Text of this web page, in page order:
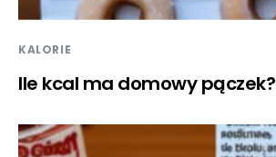
KALORIE
Ile kcal ma domowy pączek?